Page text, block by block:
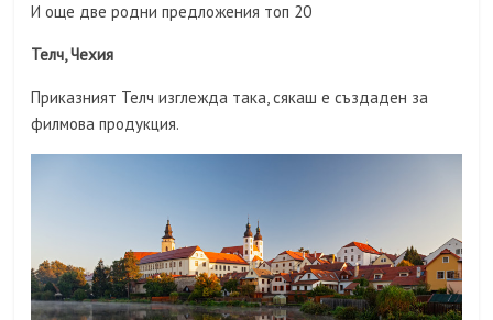
И още две родни предложения топ 20
Телч, Чехия
Приказният Телч изглежда така, сякаш е създаден за
филмова продукция.